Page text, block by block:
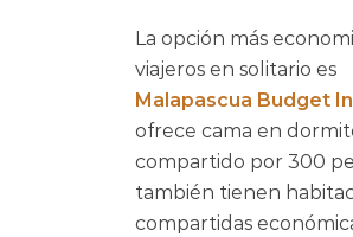
La opción más
viajeros en solitario es
Malapascua Budget
ofrece cama en
compartido por 300
también tienen
compartidas